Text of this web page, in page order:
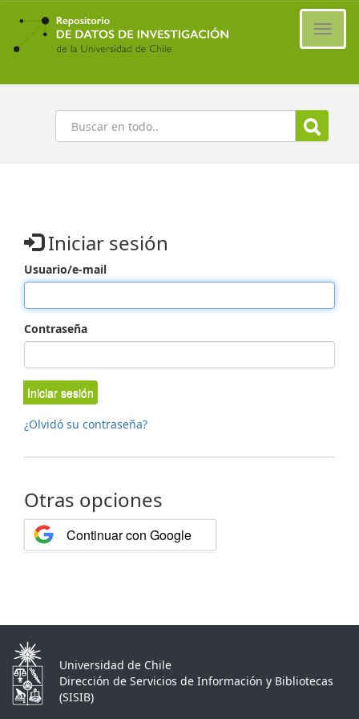
Ir
contenido
principal
Buscar
Iniciar sesión
Usuario/e-mail
Contraseña
Iniciar sesión
¿Olvidó su contraseña?
Otras opciones
Continuar con Google
Universidad de Chile
Dirección de Servicios de Información y Bibliotecas
(SISIB)